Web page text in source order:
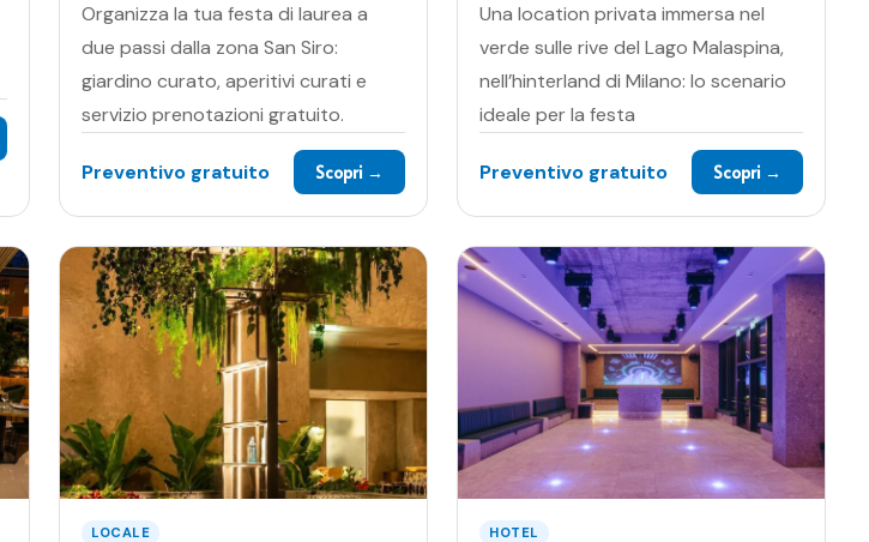
Organizza la tua festa di laurea a
due passi dalla zona San Siro:
giardino curato, aperitivi curati e
servizio prenotazioni gratuito.
Preventivo gratuito Scopri →
Una location privata immersa nel
verde sulle rive del Lago Malaspina,
nell’hinterland di Milano: lo scenario
ideale per la festa
Preventivo gratuito Scopri →
LOCALE HOTEL